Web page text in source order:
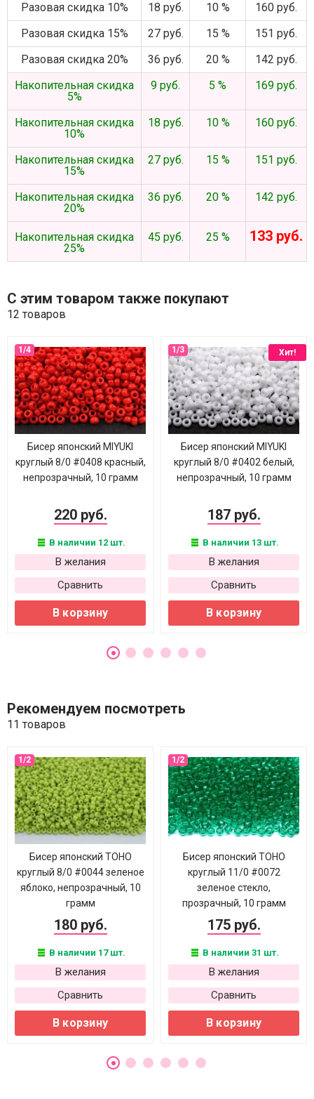
Разовая скидка 10%
18 руб. 10 %
160 руб.
Разовая скидка 15%
27 руб. 15 %
151 руб.
Разовая скидка 20%
36 руб. 20 %
142 руб.
Накопительная скидка
5%
9 руб. 5 % 169 руб.
Накопительная скидка
10%
18 руб. 10 % 160 руб.
Накопительная скидка
15%
27 руб. 15 % 151 руб.
Накопительная скидка
20%
36 руб. 20 % 142 руб.
Накопительная скидка
25%
45 руб. 25 % 133 руб.
С этим товаром также покупают
12 товаров
Бисер японский MIYUKI
круглый 8/0 #0408 красный,
непрозрачный, 10 грамм
220 руб.
В наличии 12 шт.
В желания
Сравнить
В корзину
Хит!
Бисер японский MIYUKI
круглый 8/0 #0402 белый,
непрозрачный, 10 грамм
187 руб.
В наличии 13 шт.
В желания
Сравнить
В корзину
Рекомендуем посмотреть
11 товаров
Бисер японский TOHO
круглый 8/0 #0044 зеленое
яблоко, непрозрачный, 10
грамм
180 руб.
В наличии 17 шт.
В желания
Сравнить
В корзину
Бисер японский TOHO
круглый 11/0 #0072
зеленое стекло,
прозрачный, 10 грамм
175 руб.
В наличии 31 шт.
В желания
Сравнить
В корзину